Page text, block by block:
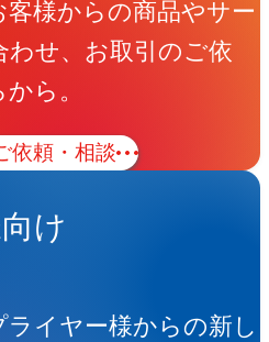
様からの商品やサー
わせ、お取引のご依
ら。
依頼・相談
け
イヤー様からの新し